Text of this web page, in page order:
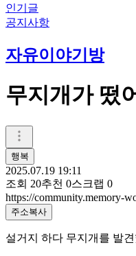
인기글
공지사항
자유이야기방
무지개가 떴
행복
2025.07.19 19:11
조회 20추천 0스크랩 0
https://community.memory-
주소복사
설거지 하다 무지개를 발